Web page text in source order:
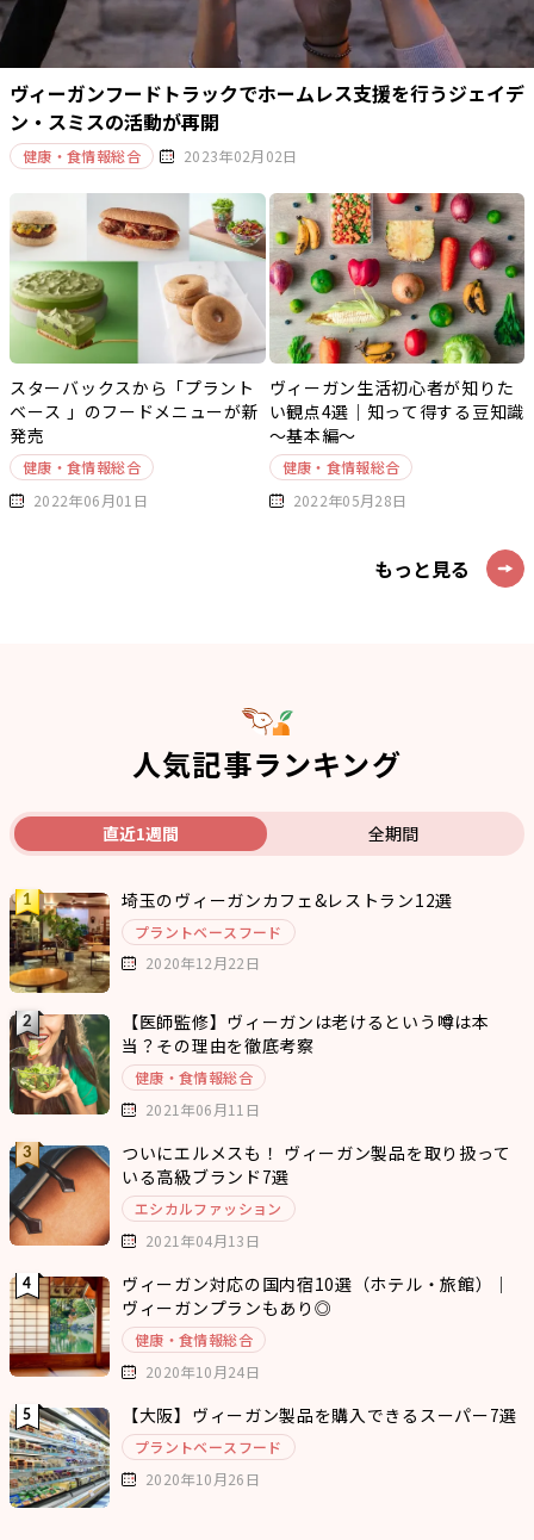
ヴィーガンフードトラックでホームレス支援を行うジェイデ
ン・スミスの活動が再開
健康・食情報総合 2023年02月02日
スターバックスから「プラント
ベース 」のフードメニューが新
発売
健康・食情報総合
2022年06月01日
ヴィーガン生活初心者が知りた
い観点4選｜知って得する豆知識
～基本編～
健康・食情報総合
2022年05月28日
もっと見る
人気記事ランキング
直近1週間 全期間
埼玉のヴィーガンカフェ&レストラン12選
プラントベースフード
2020年12月22日
【医師監修】ヴィーガンは老けるという噂は本
当？その理由を徹底考察
健康・食情報総合
2021年06月11日
ついにエルメスも！ ヴィーガン製品を取り扱って
いる高級ブランド7選
エシカルファッション
2021年04月13日
ヴィーガン対応の国内宿10選（ホテル・旅館）｜
ヴィーガンプランもあり◎
健康・食情報総合
2020年10月24日
【大阪】ヴィーガン製品を購入できるスーパー7選
プラントベースフード
2020年10月26日